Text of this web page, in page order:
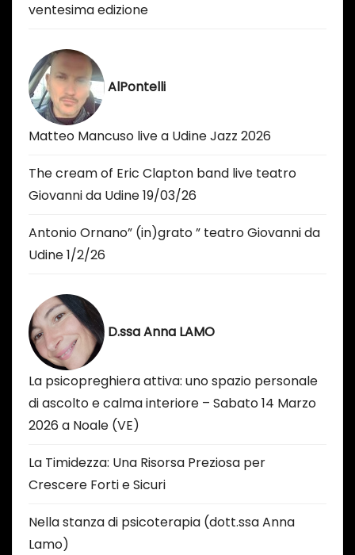
ventesima edizione
AlPontelli
Matteo Mancuso live a Udine Jazz 2026
The cream of Eric Clapton band live teatro
Giovanni da Udine 19/03/26
Antonio Ornano” (in)grato ” teatro Giovanni da
Udine 1/2/26
D.ssa Anna LAMO
La psicopreghiera attiva: uno spazio personale
di ascolto e calma interiore – Sabato 14 Marzo
2026 a Noale (VE)
La Timidezza: Una Risorsa Preziosa per
Crescere Forti e Sicuri
Nella stanza di psicoterapia (dott.ssa Anna
Lamo)